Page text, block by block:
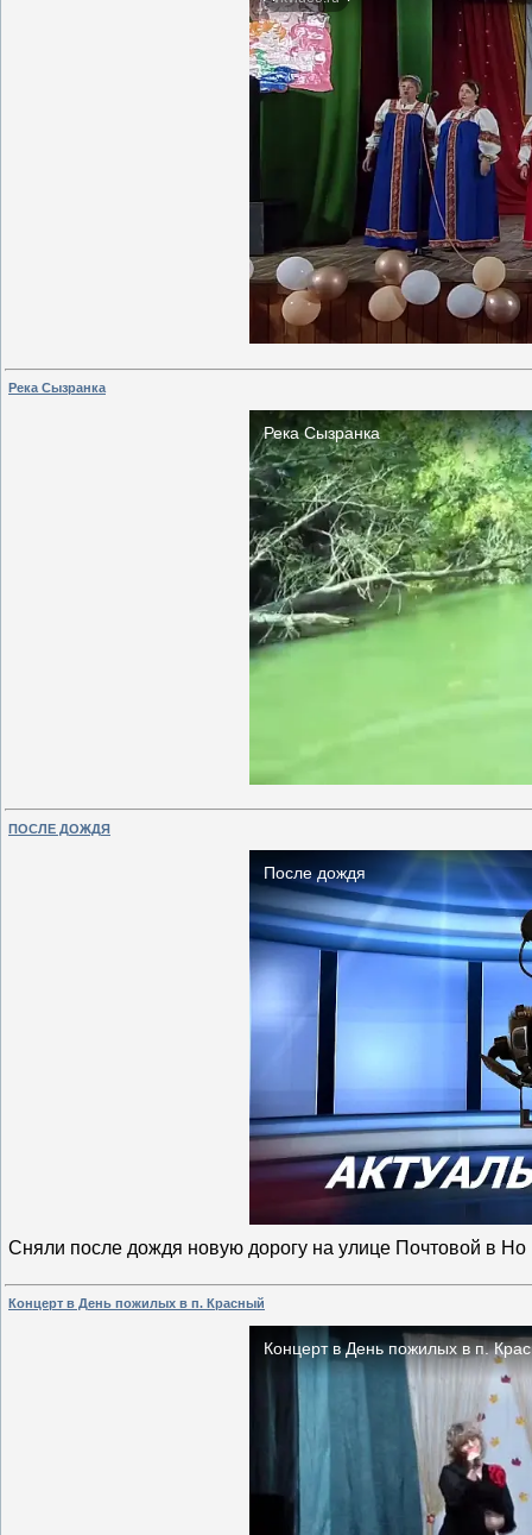
Река Сызранка
ПОСЛЕ ДОЖДЯ
Сняли после дождя новую дорогу на улице Почтовой в Но
Концерт в День пожилых в п. Красный